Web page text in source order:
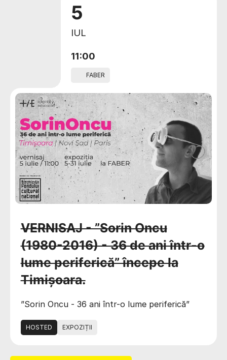
5
IUL
11:00
FABER
VERNISAJ - ”Sorin Oncu
(1980-2016) - 36 de ani într-o
lume periferică” începe la
Timișoara.
”Sorin Oncu - 36 ani într-o lume periferică”
HOSTED EXPOZIȚII